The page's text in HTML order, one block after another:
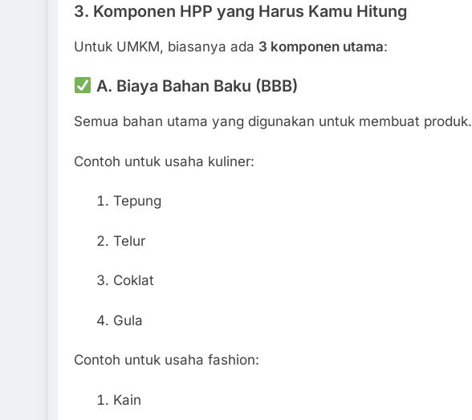
3. Komponen HPP yang Harus Kamu Hitung
Untuk UMKM, biasanya ada 3 komponen utama:
A. Biaya Bahan Baku (BBB)
Semua bahan utama yang digunakan untuk membuat produk.
Contoh untuk usaha kuliner:
Tepung
Telur
Coklat
Gula
Contoh untuk usaha fashion:
Kain